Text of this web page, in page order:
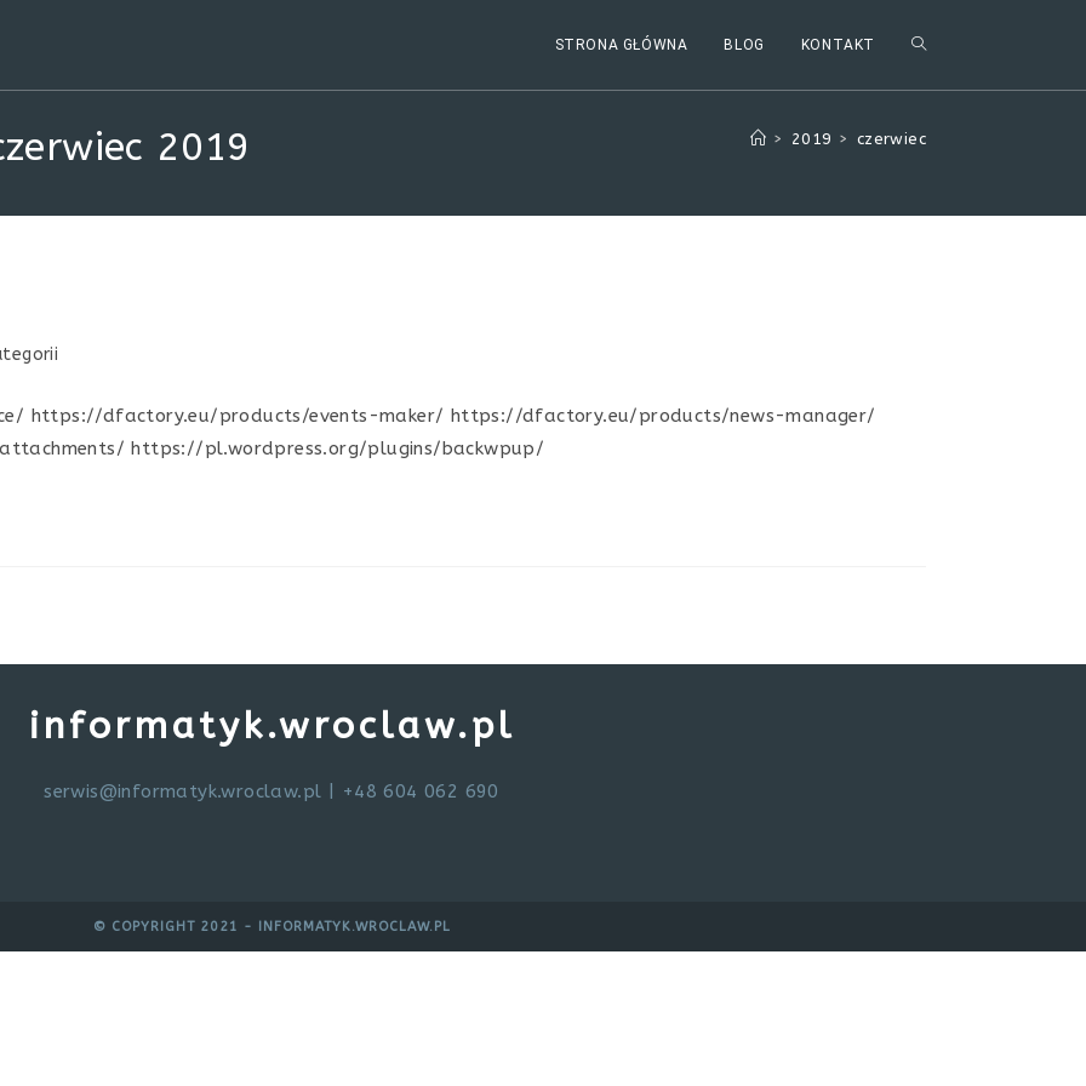
STRONA GŁÓWNA BLOG KONTAKT TOGGLE
WEBSITE
2019 > 2019 > czerwiec
https://dfactory.eu/products/events-maker/ https://dfactory.eu/products/news-manager/
https://pl.wordpress.org/plugins/backwpup/
informatyk.wroclaw.pl
serwis@informatyk.wroclaw.pl | +48 604 062 690
© COPYRIGHT 2021 - INFORMATYK.WROCLAW.PL